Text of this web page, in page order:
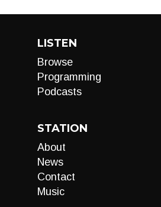
LISTEN
Browse
Programming
Podcasts
STATION
About
News
Contact
Music